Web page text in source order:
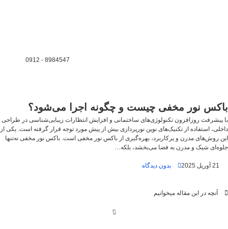
8984547 - 0912
باکس نور مخفی چیست و چگونه اجرا می‌شود؟
با پیشرفت روزافزون تکنولوژی‌های ساختمانی و افزایش انتظارات زیبایی‌شناسی در طراحی
داخلی، استفاده از تکنیک‌های نوین نورپردازی بیش از پیش مورد توجه قرار گرفته است. یکی از
این روش‌های مدرن و پرکاربرد، بهره‌گیری از باکس نور مخفی است. باکس نور مخفی نه‌تنها
جلوه‌ای شیک و مدرن به فضا می‌بخشد، بلکه…
21 آوریل 2025 بدون دیدگاه
آنچه در این مقاله میخوانیم